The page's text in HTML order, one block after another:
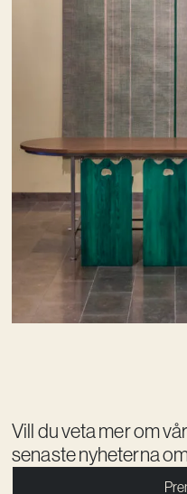
Vill du veta mer om
senaste nyheterna